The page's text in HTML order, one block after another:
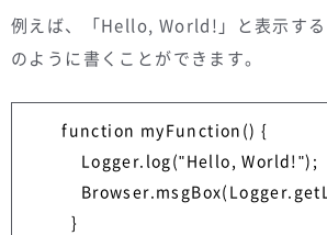
例えば、「Hello, World!」と表示す
のように書くことができます。
        function myFunction() {
          }